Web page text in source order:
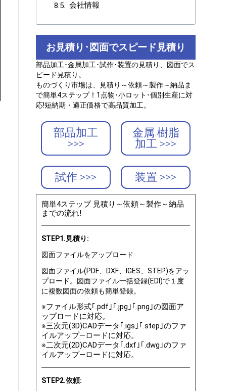
会社情報
お見積り･図面でスピード見積り
部品加工･金属加工･試作･装置の見積り、図面でス
ピード見積り。
ものづくり市場は、見積り～依頼～製作～納品ま
で簡単4ステップ！1点物･小ロット･個別生産に対
応!短納期・適正価格で高品質加工。
部品加工
>>>
金属.樹脂
加工 >>>
試作 >>> 装置 >>>
簡単4ステップ 見積り～依頼～製作～納品
までの流れ!
STEP1.見積り:
図面ファイルをアップロード
図面ファイル(PDF、DXF、IGES、STEP)をアッ
プロード。図面ファイル一括登録(EDI)で１度
に複数図面の依頼も簡単登録。
※ファイル形式｢.pdf｣｢.jpg｣｢.png｣の図面ア
ップロードに対応。
※三次元(3D)CADデータ｢.igs｣｢.step｣のファ
イルアップ―ロードに対応。
※二次元(2D)CADデータ｢.dxf｣｢.dwg｣のファ
イルアップ―ロードに対応。
STEP2.依頼: